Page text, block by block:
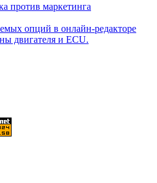
против маркетинга
опций в онлайн-редакторе
двигателя и ECU.